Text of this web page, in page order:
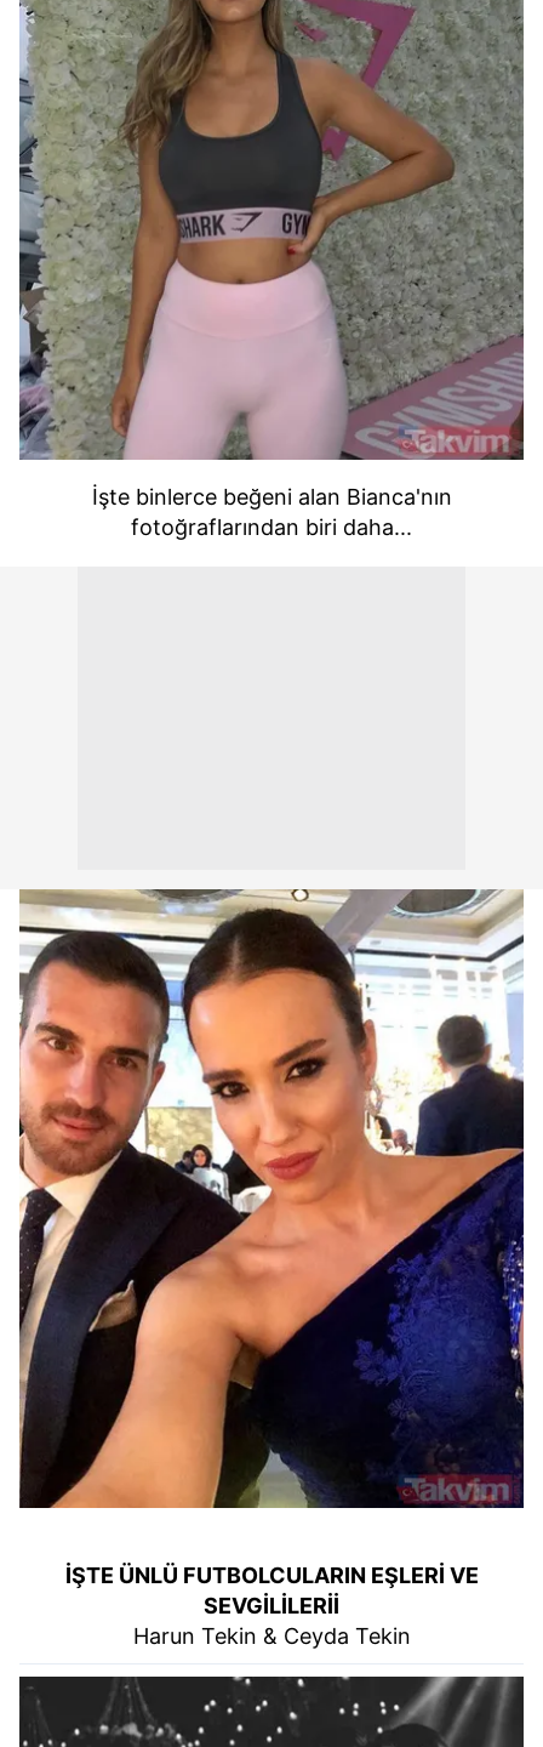
verileriniz işlenmekte olup gerekli olan çerezler bilgi
toplumu hizmetlerinin sunulması amacıyla
kullanılmaktadır. Diğer çerezler, sitemizin daha işlevsel
kılınması ve kişiselleştirilmesi ve sizlere yönelik
reklam/pazarlama faaliyetlerinin yapılması, amaçlarıyla
sınırlı olarak açık rızanız dahilinde kullanılacaktır.
Çerezlere ilişkin tercihlerinizi aşağıda yer alan panel
vasıtasıyla belirleyebilirsiniz. Çerezlere ilişkin detaylı bilgi
için Ayarlar butonuna tıklayabilir,
Çerez Bilgilendirme
Metnimiziziyaret edebilirsiniz.
6698 sayılı Kişisel Verilerin Korunması Kanunu uyarınca
hazırlanmış Aydınlatma Metnimizi okumak ve sitemizde
ilgili mevzuata uygun olarak kullanılan çerezlerle ilgili bilgi
İşte binlerce beğeni alan Bianca'nın
fotoğraflarından biri daha...
İŞTE ÜNLÜ FUTBOLCULARIN EŞLERİ VE
SEVGİLİLERİİ
Harun Tekin & Ceyda Tekin